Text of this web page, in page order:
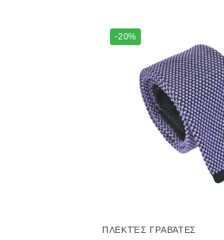
-20%
ΠΛΕΚΤΈΣ ΓΡΑΒΆΤΕΣ